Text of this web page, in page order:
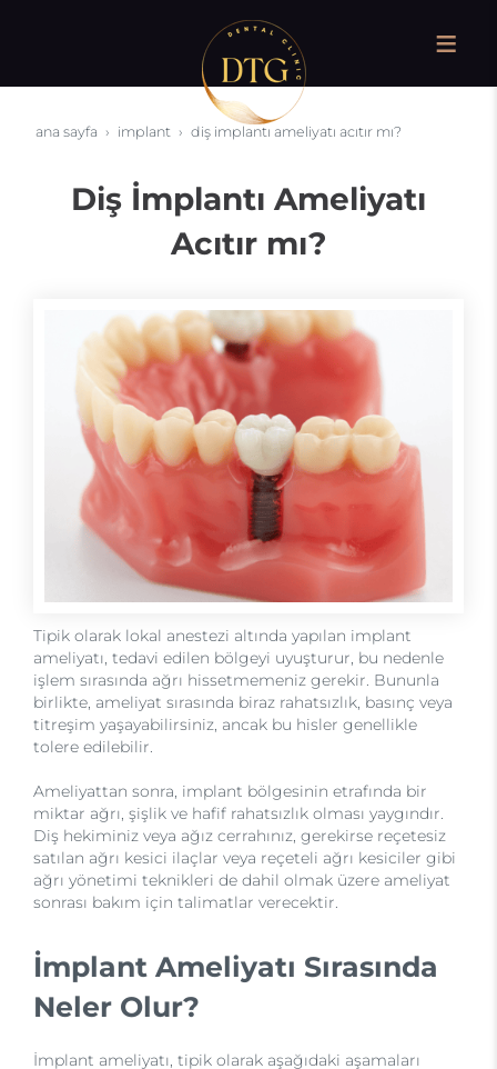
ana sayfa i̇mplant diş i̇mplantı ameliyatı acıtır mı?
Diş İmplantı Ameliyatı
Acıtır mı?
Tipik olarak lokal anestezi altında yapılan implant
ameliyatı, tedavi edilen bölgeyi uyuşturur, bu nedenle
işlem sırasında ağrı hissetmemeniz gerekir. Bununla
birlikte, ameliyat sırasında biraz rahatsızlık, basınç veya
titreşim yaşayabilirsiniz, ancak bu hisler genellikle
tolere edilebilir.
Ameliyattan sonra, implant bölgesinin etrafında bir
miktar ağrı, şişlik ve hafif rahatsızlık olması yaygındır.
Diş hekiminiz veya ağız cerrahınız, gerekirse reçetesiz
satılan ağrı kesici ilaçlar veya reçeteli ağrı kesiciler gibi
ağrı yönetimi teknikleri de dahil olmak üzere ameliyat
sonrası bakım için talimatlar verecektir.
İmplant Ameliyatı Sırasında
Neler Olur?
İmplant ameliyatı, tipik olarak aşağıdaki aşamaları